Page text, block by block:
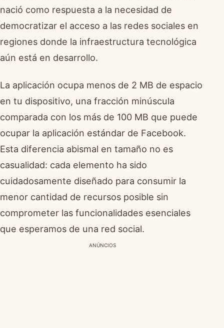
nació como respuesta a la necesidad de
democratizar el acceso a las redes sociales en
regiones donde la infraestructura tecnológica
aún está en desarrollo.
La aplicación ocupa menos de 2 MB de espacio
en tu dispositivo, una fracción minúscula
comparada con los más de 100 MB que puede
ocupar la aplicación estándar de Facebook.
Esta diferencia abismal en tamaño no es
casualidad: cada elemento ha sido
cuidadosamente diseñado para consumir la
menor cantidad de recursos posible sin
comprometer las funcionalidades esenciales
que esperamos de una red social.
ANÚNCIOS